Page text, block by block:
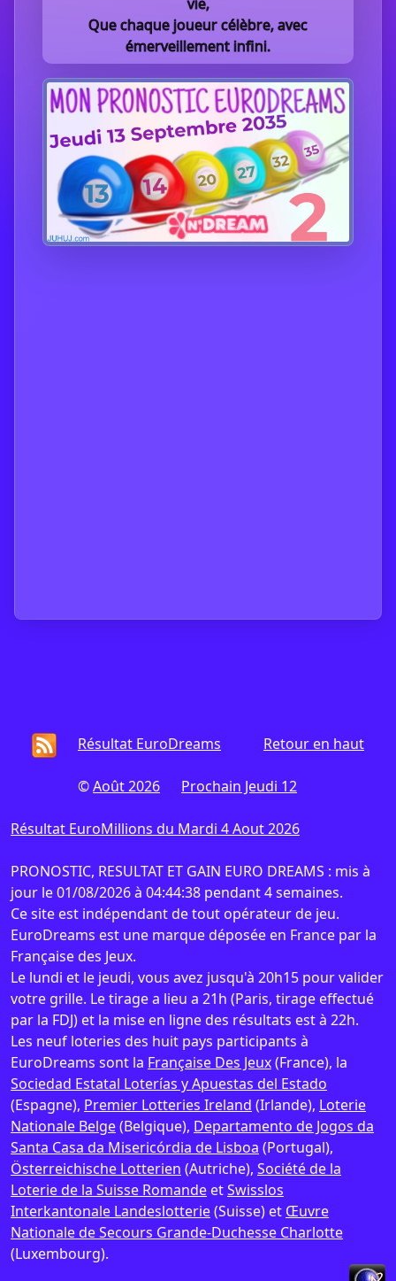
Que chaque joueur célèbre, avec
émerveillement infini.
Retour en haut
Résultat EuroDreams
©Août 2026 Prochain Jeudi 12
Résultat EuroMillions du Mardi 4 Aout 2026
PRONOSTIC, RESULTAT ET GAIN EURO DREAMS : mis à
jour le 01/08/2026 à 04:44:38 pendant 4 semaines.
Ce site est indépendant de tout opérateur de jeu.
EuroDreams est une marque déposée en France par la
Française des Jeux.
Le lundi et le jeudi, vous avez jusqu'à 20h15 pour valider
votre grille. Le tirage a lieu a 21h (Paris, tirage effectué
par la FDJ) et la mise en ligne des résultats est à 22h.
Les neuf loteries des huit pays participants à
EuroDreams sont la Française Des Jeux(France), la
Sociedad Estatal Loterías y Apuestas del Estado
(Espagne), Premier Lotteries Ireland (Irlande), Loterie
Nationale Belge(Belgique), Departamento de Jogos da
Santa Casa da Misericórdia de Lisboa (Portugal),
Österreichische Lotterien (Autriche), Société de la
Loterie de la Suisse Romande etSwisslos
Interkantonale Landeslotterie(Suisse) et Œuvre
Nationale de Secours Grande-Duchesse Charlotte
(Luxembourg).